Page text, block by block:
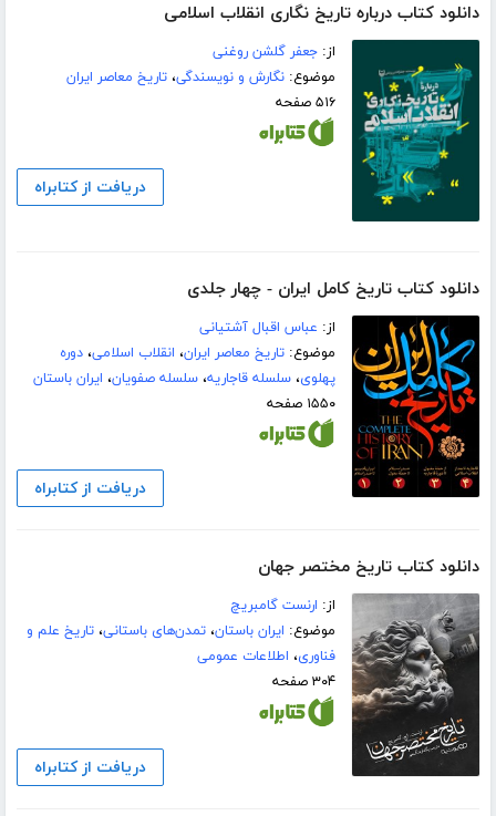
دانلود کتاب درباره تاریخ نگاری انقلاب اسلامی
از:جعفر گلشن روغنی
موضوع:نگارش و نویسندگی،تاریخ معاصر ایران
۵۱۶ صفحه
دریافت از کتابراه
دانلود کتاب تاریخ کامل ایران - چهار جلدی
از: عباس اقبال آشتیانی
موضوع:تاریخ معاصر ایران، انقلاب اسلامی،دوره
پهلوی،سلسله قاجاریه،سلسله صفویان، ایران باستان
۱۵۵۰ صفحه
دریافت از کتابراه
دانلود کتاب تاریخ مختصر جهان
از: ارنست گامبریچ
موضوع: ایران باستان،تمدن‌های باستانی،تاریخ علم و
فناوری، اطلاعات عمومی
۳۰۴ صفحه
دریافت از کتابراه